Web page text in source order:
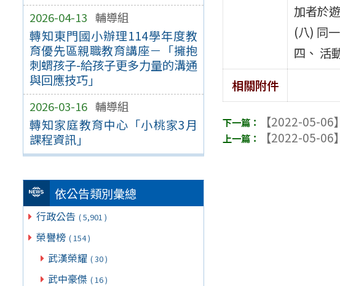
2026-04-13 輔導組
轉知東門國小辦理114學年度教
育優先區親職教育講座－「擁抱
刺蝟孩子-給孩子更多力量的溝通
與回應技巧」
2026-03-16 輔導組
轉知家庭教育中心「小桃家3月
課程資訊」
依公告類別彙總
行政公告 ( 5,901 )
榮譽榜 ( 154 )
武漢榮耀 ( 30 )
武中豪傑 ( 16 )
加者於
(八) 同
四、 活
相關附件
【2022-05-06
【2022-05-06